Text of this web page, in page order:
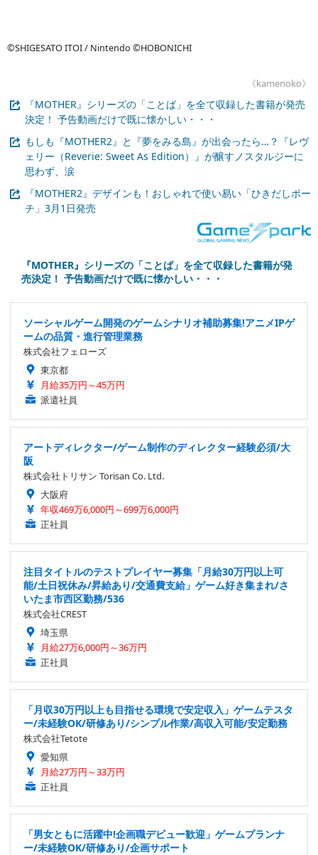
©SHIGESATO ITOI / Nintendo ©HOBONICHI
《kamenoko》
『MOTHER』シリーズの「ことば」を全て収録した書籍が発売
決定！ 予告動画だけで既に懐かしい・・・
もしも『MOTHER2』と『夢をみる島』が出会ったら…？『レヴ
ェリー（Reverie: Sweet As Edition）』が醸すノスタルジーに
思わず、涙
『MOTHER2』デザインも！おしゃれで使い易い「ひきだしポー
チ」3月1日発売
『MOTHER』シリーズの「ことば」を全て収録した書籍が発
売決定！ 予告動画だけで既に懐かしい・・・
ソーシャルゲーム開発のゲームシナリオ補助募集!アニメIPゲ
ームの品質・進行管理業務
株式会社フェローズ
東京都
月給35万円～45万円
派遣社員
アートディレクター/ゲーム制作のディレクター経験必須/大
阪
株式会社トリサン Torisan Co. Ltd.
大阪府
年収469万6,000円～699万6,000円
正社員
注目タイトルのテストプレイヤー募集「月給30万円以上可
能/土日祝休み/昇給あり/交通費支給」ゲーム好き集まれ/さ
いたま市西区勤務/536
株式会社CREST
埼玉県
月給27万6,000円～36万円
正社員
「月収30万円以上も目指せる環境で安定収入」ゲームテスタ
ー/未経験OK/研修あり/シンプル作業/高収入可能/安定勤務
株式会社Tetote
愛知県
月給27万円～33万円
正社員
「男女ともに活躍中!企画職デビュー歓迎」ゲームプランナ
ー/未経験OK/研修あり/企画サポート